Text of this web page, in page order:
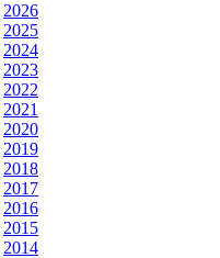
2026
2025
2024
2023
2022
2021
2020
2019
2018
2017
2016
2015
2014